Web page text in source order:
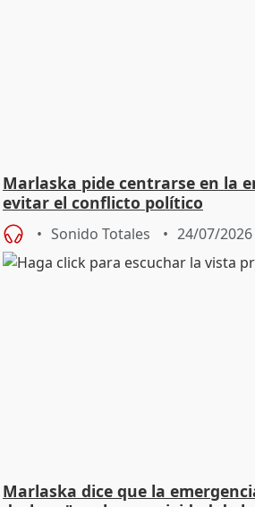
Marlaska pide centrarse en la
evitar el conflicto político
Sonido Totales 24/07/2026
Marlaska dice que la